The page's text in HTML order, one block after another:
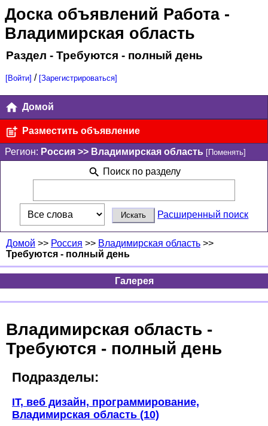
Доска объявлений Работа-
Владимирская область
Раздел - Требуются - полный день
[Войти] / [Зарегистрироваться]
Домой
Разместить объявление
Регион: Россия >> Владимирская область [Поменять]
Поиск по разделу
Расширенный поиск
Домой >> Россия >> Владимирская область >>
Требуются - полный день
Галерея
Владимирская область -
Требуются - полный день
Подразделы:
IT, веб дизайн, программирование,
Владимирская область (10)